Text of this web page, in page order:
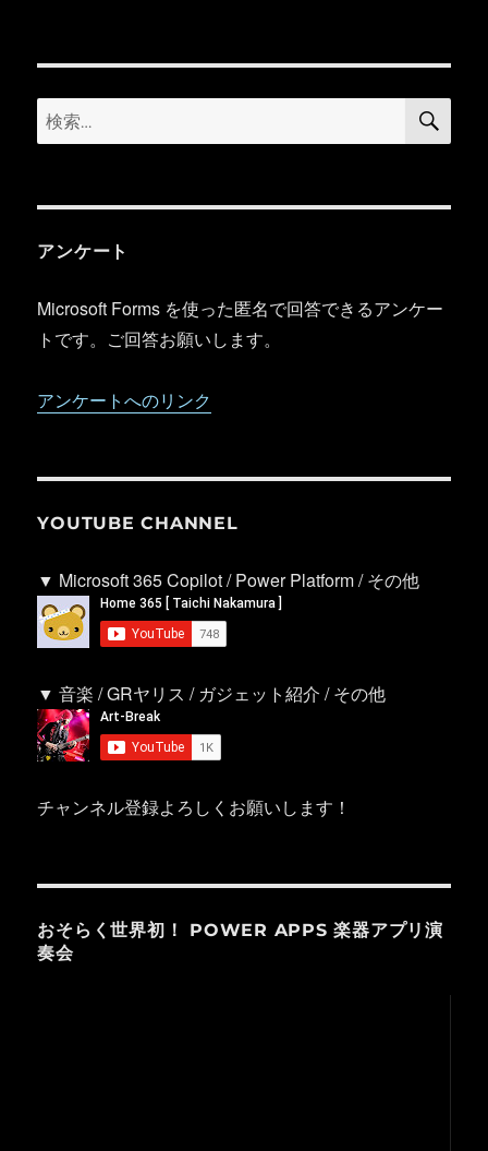
検
索:
検
アンケート
Microsoft Forms を使った匿名で回答できるアンケー
トです。ご回答お願いします。
アンケートへのリンク
YOUTUBE CHANNEL
▼ Microsoft 365 Copilot / Power Platform / その他
▼ 音楽 / GRヤリス / ガジェット紹介 / その他
チャンネル登録よろしくお願いします！
おそらく世界初！ POWER APPS 楽器アプリ演
奏会